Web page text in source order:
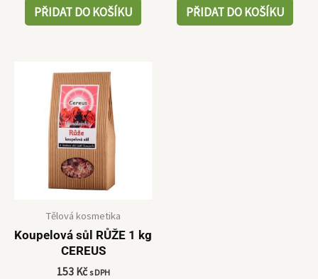
PŘIDAT DO KOŠÍKU PŘIDAT DO KOŠÍKU
Tělová kosmetika
Koupelová sůl RŮŽE 1 kg
CEREUS
153 Kč s DPH